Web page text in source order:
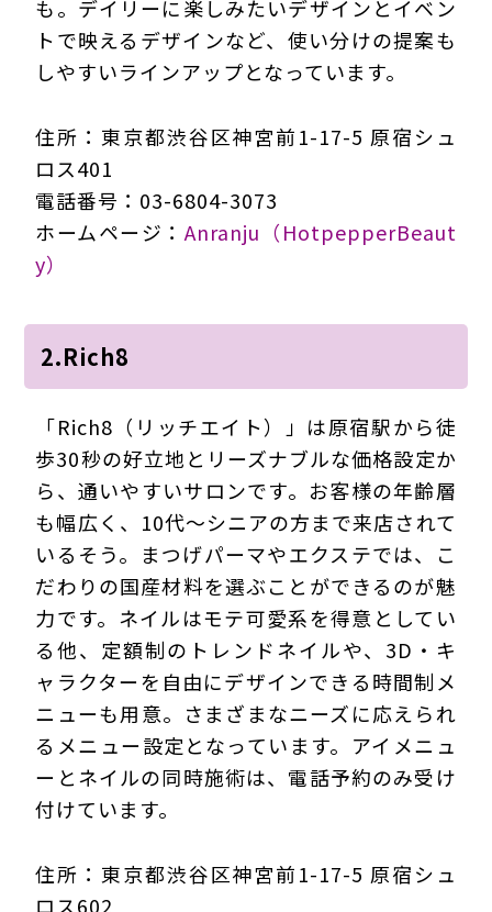
も。デイリーに楽しみたいデザインとイベン
トで映えるデザインなど、使い分けの提案も
しやすいラインアップとなっています。
住所：東京都渋谷区神宮前1-17-5 原宿シュ
ロス401
電話番号：03-6804-3073
ホームページ： Anranju（HotpepperBeaut
y）
2.Rich8
「Rich8（リッチエイト）」は原宿駅から徒
歩30秒の好立地とリーズナブルな価格設定か
ら、通いやすいサロンです。お客様の年齢層
も幅広く、10代～シニアの方まで来店されて
いるそう。まつげパーマやエクステでは、こ
だわりの国産材料を選ぶことができるのが魅
力です。ネイルはモテ可愛系を得意としてい
る他、定額制のトレンドネイルや、3D・キ
ャラクターを自由にデザインできる時間制メ
ニューも用意。さまざまなニーズに応えられ
るメニュー設定となっています。アイメニュ
ーとネイルの同時施術は、電話予約のみ受け
付けています。
住所：東京都渋谷区神宮前1-17-5 原宿シュ
ロス602